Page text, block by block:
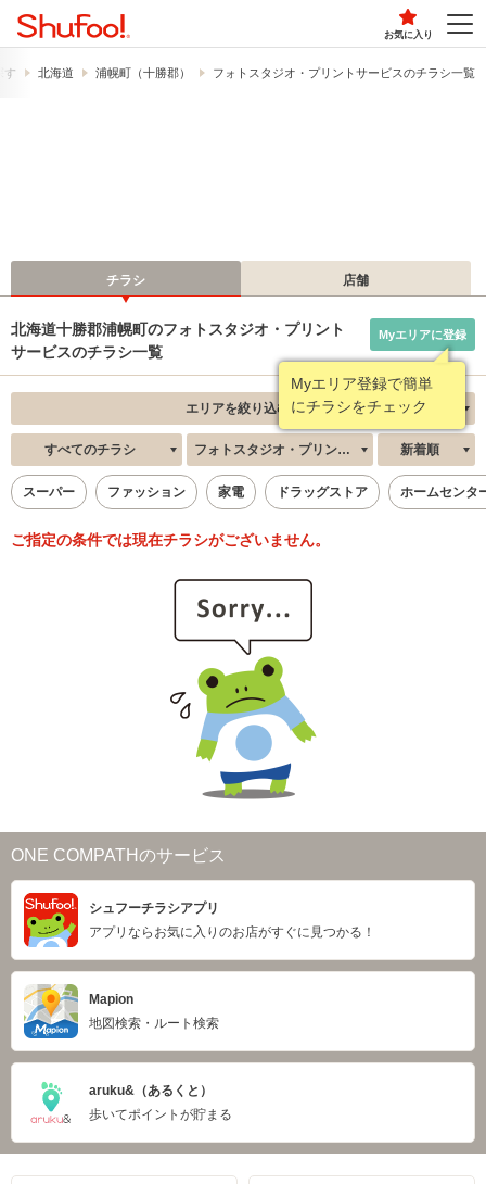
お気に入り
す 北海道 浦幌町（十勝郡） フォトスタジオ・プリントサービスのチラシ一覧
チラシ 店舗
北海道十勝郡浦幌町のフォトスタジオ・プリント
サービスのチラシ一覧
Myエリア登録で簡単
にチラシをチェック
Myエリアに登録
エリアを絞り込む
すべてのチラシ フォトスタジオ・プリントサービス 新着順
スーパー ファッション 家電 ドラッグストア ホームセンタ
ご指定の条件では現在チラシがございません。
ONE COMPATHのサービス
シュフーチラシアプリ
アプリならお気に入りのお店がすぐに見つかる！
Mapion
地図検索・ルート検索
aruku&（あるくと）
歩いてポイントが貯まる